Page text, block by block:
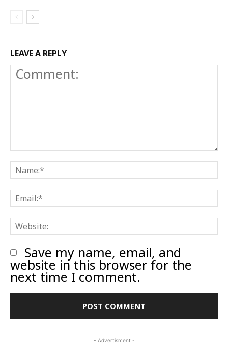
LEAVE A REPLY
Comment:
Save my name, email, and
website in this browser for the
next time I comment.
- Advertisment -